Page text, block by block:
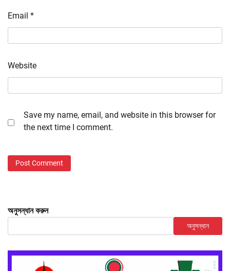
Email *
Website
Save my name, email, and website in this browser for
the next time I comment.
অনুসন্ধান করুন
অনুসন্ধান